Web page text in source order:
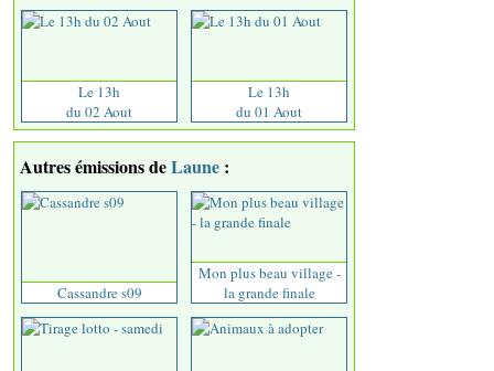
Le 13h
du 02 Aout
Le 13h
du 01 Aout
Autres émissions deLaune :
Cassandre s09
Mon plus beau village -
la grande finale